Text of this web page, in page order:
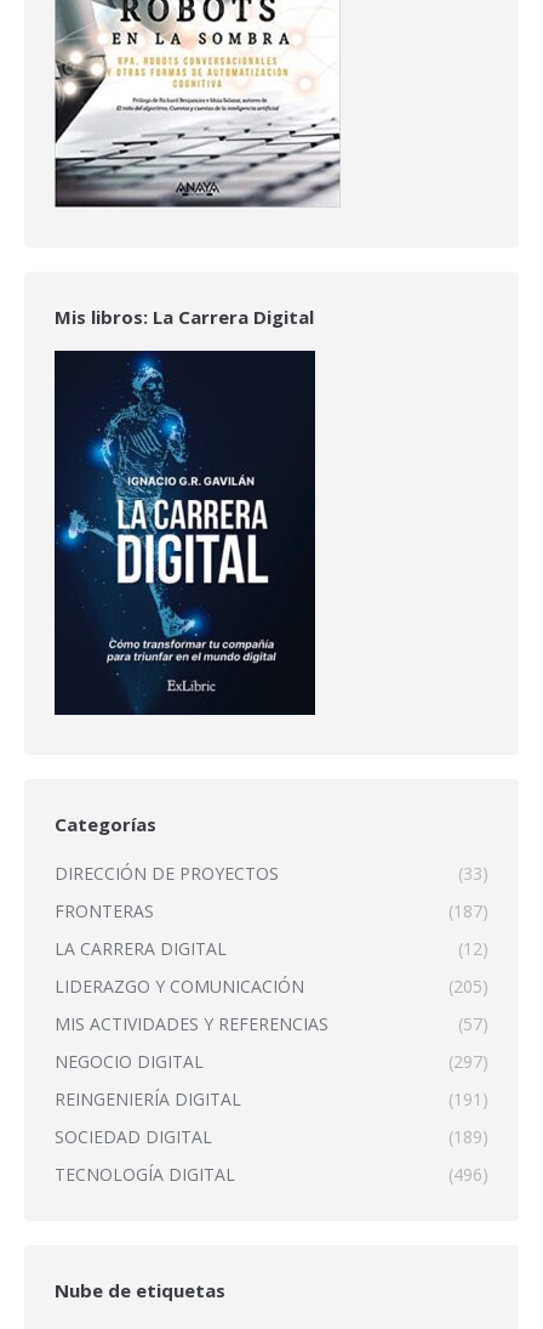
Mis libros: La Carrera Digital
Categorías
DIRECCIÓN DE PROYECTOS
(33)
FRONTERAS
(187)
LA CARRERA DIGITAL
(12)
LIDERAZGO Y COMUNICACIÓN
(205)
MIS ACTIVIDADES Y REFERENCIAS
(57)
NEGOCIO DIGITAL
(297)
REINGENIERÍA DIGITAL
(191)
SOCIEDAD DIGITAL
(189)
TECNOLOGÍA DIGITAL
(496)
Nube de etiquetas